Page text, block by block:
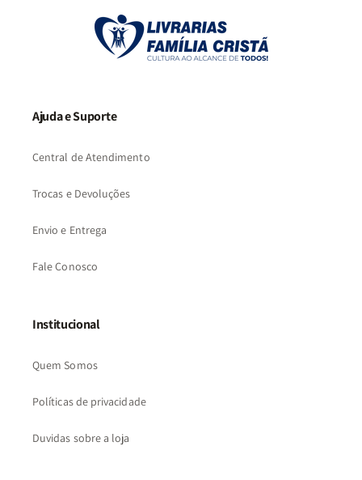
Ajuda e Suporte
Central de Atendimento
Trocas e Devoluções
Envio e Entrega
Fale Conosco
Institucional
Quem Somos
Políticas de privacidade
Duvidas sobre a loja